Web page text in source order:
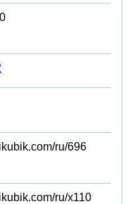
ru/696
ru/x110